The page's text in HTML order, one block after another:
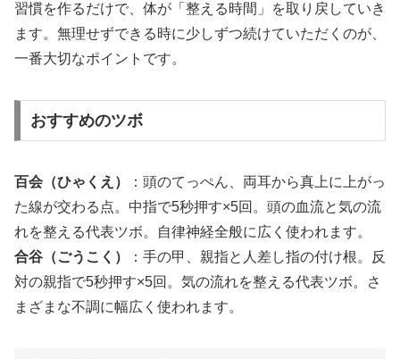
習慣を作るだけで、体が「整える時間」を取り戻していき
ます。無理せずできる時に少しずつ続けていただくのが、
一番大切なポイントです。
おすすめのツボ
百会（ひゃくえ）
：頭のてっぺん、両耳から真上に上がっ
た線が交わる点。中指で5秒押す×5回。頭の血流と気の流
れを整える代表ツボ。自律神経全般に広く使われます。
合谷（ごうこく）
：手の甲、親指と人差し指の付け根。反
対の親指で5秒押す×5回。気の流れを整える代表ツボ。さ
まざまな不調に幅広く使われます。